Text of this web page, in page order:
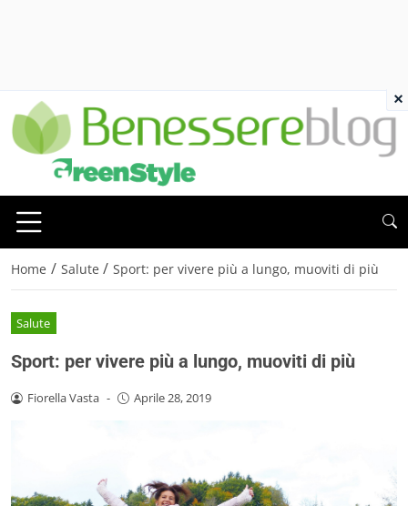
Home / Salute / Sport: per vivere più a lungo, muoviti di più
Salute
Sport: per vivere più a lungo, muoviti di più
Fiorella Vasta - Aprile 28, 2019
×